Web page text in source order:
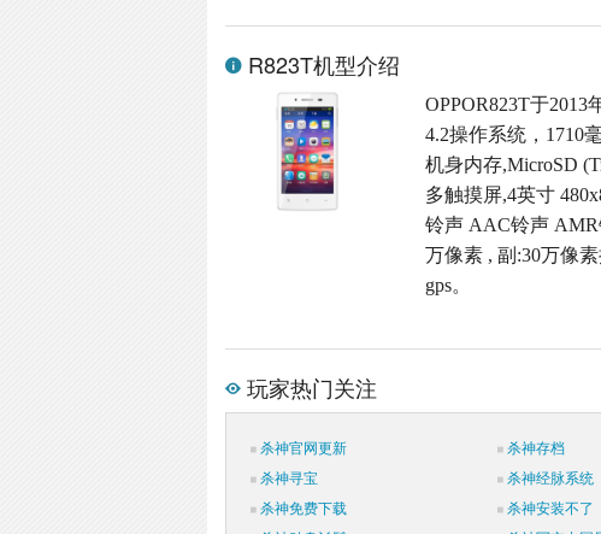
R823T机型介绍
OPPOR823T于
4.2操作系统，1710
机身内存,MicroSD
多触摸屏,4英寸
铃声 AAC铃声 AMR
万像素 , 副:30万像
gps。
玩家热门关注
杀神官网更新 杀神存档
杀神寻宝
杀神经脉系统
杀神免费下载
杀神安装不了